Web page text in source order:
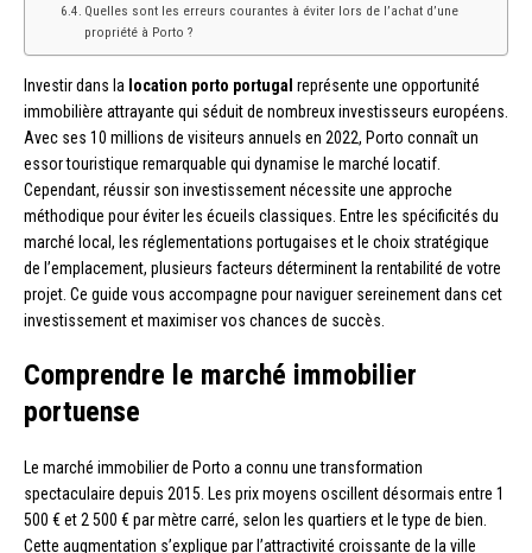
Quelles sont les erreurs courantes à éviter lors de l’achat d’une
propriété à Porto ?
Investir dans la location porto portugal représente une opportunité
immobilière attrayante qui séduit de nombreux investisseurs européens.
Avec ses 10 millions de visiteurs annuels en 2022, Porto connaît un
essor touristique remarquable qui dynamise le marché locatif.
Cependant, réussir son investissement nécessite une approche
méthodique pour éviter les écueils classiques. Entre les spécificités du
marché local, les réglementations portugaises et le choix stratégique
de l’emplacement, plusieurs facteurs déterminent la rentabilité de votre
projet. Ce guide vous accompagne pour naviguer sereinement dans cet
investissement et maximiser vos chances de succès.
Comprendre le marché immobilier
portuense
Le marché immobilier de Porto a connu une transformation
spectaculaire depuis 2015. Les prix moyens oscillent désormais entre 1
500 € et 2 500 € par mètre carré, selon les quartiers et le type de bien.
Cette augmentation s’explique par l’attractivité croissante de la ville